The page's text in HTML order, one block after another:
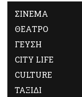
ΣΙΝΕΜΑ
ΘΕΑΤΡΟ
ΓΕΥΣΗ
CITY LIFE
CULTURE
ΤΑΞΙΔΙ